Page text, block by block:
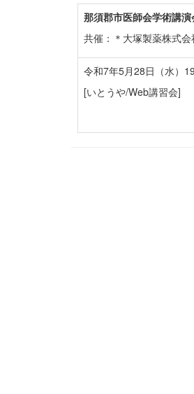
那須郡市医師会学術講演
共催：＊大塚製薬株式
令和7年5月28日（水）
[いとうや/Web講習会]